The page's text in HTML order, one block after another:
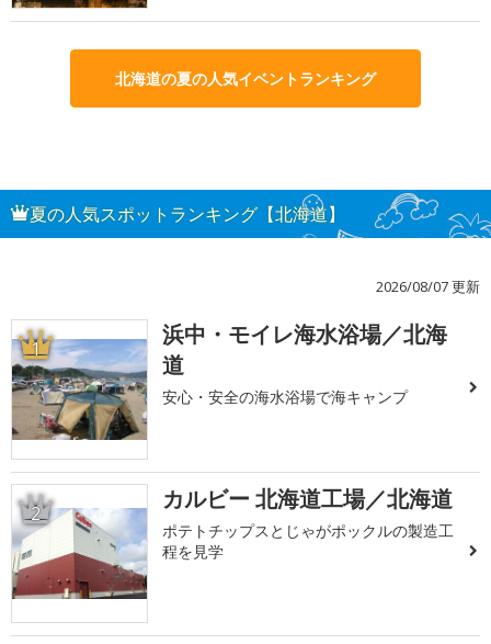
北海道の夏の人気イベントランキング
夏の人気スポットランキング【北海道】
2026/08/07 更新
1
浜中・モイレ海水浴場／北海
道
安心・安全の海水浴場で海キャンプ
2 カルビー 北海道工場／北海道
ポテトチップスとじゃがポックルの製造工
程を見学